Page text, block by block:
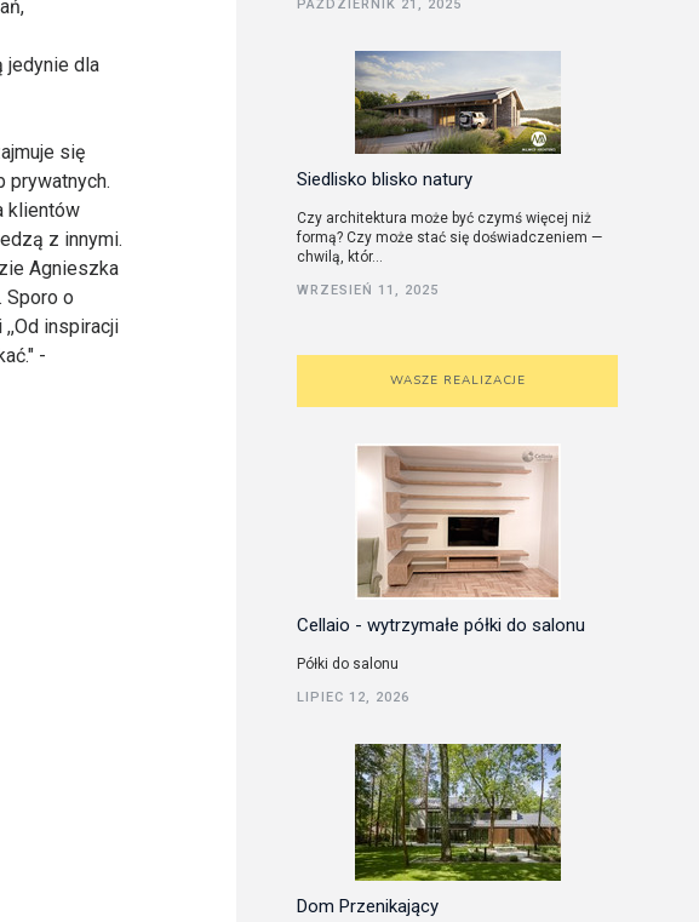
Prawo autorskie
jedynie dla
się
prywatnych.
klientów
z innymi.
Agnieszka
Sporo o
inspiracji
-
PAŹDZIERNIK 21, 2025
Siedlisko blisko natury
Czy architektura może być czymś więcej niż
formą? Czy może stać się doświadczeniem —
chwilą, któr...
WRZESIEŃ 11, 2025
WASZE REALIZACJE
Cellaio - wytrzymałe półki do salonu
Półki do salonu
LIPIEC 12, 2026
Dom Przenikający